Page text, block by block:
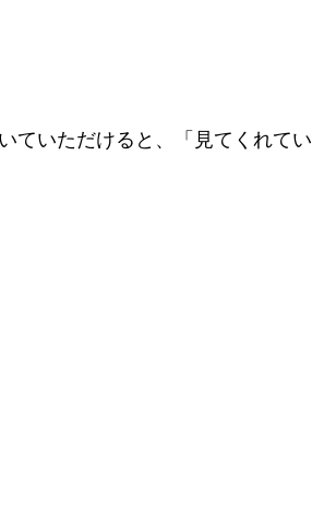
ていただけると、「見てくれてい